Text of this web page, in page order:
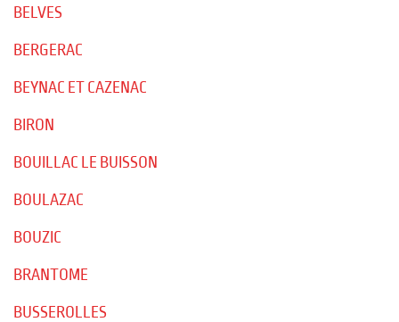
BELVES
BERGERAC
BEYNAC ET CAZENAC
BIRON
BOUILLAC LE BUISSON
BOULAZAC
BOUZIC
BRANTOME
BUSSEROLLES